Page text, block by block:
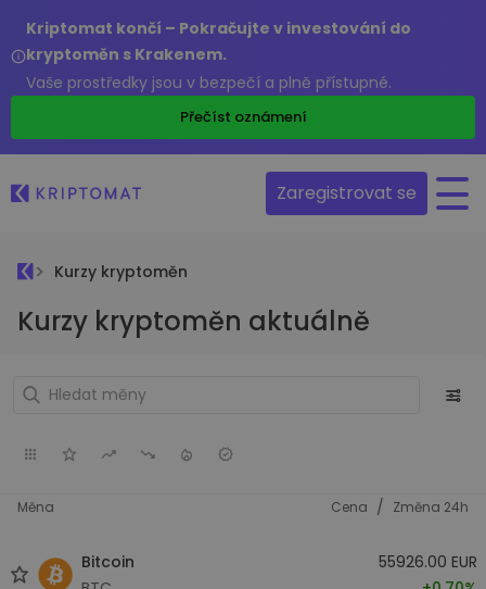
Kriptomat končí – Pokračujte v investování do
kryptoměn s Krakenem.
Vaše prostředky jsou v bezpečí a plně přístupné.
Přečíst oznámení
Zaregistrovat se
Kurzy kryptoměn
Kurzy kryptoměn aktuálně
Měna Cena / Změna 24h
Bitcoin
55926.00 EUR